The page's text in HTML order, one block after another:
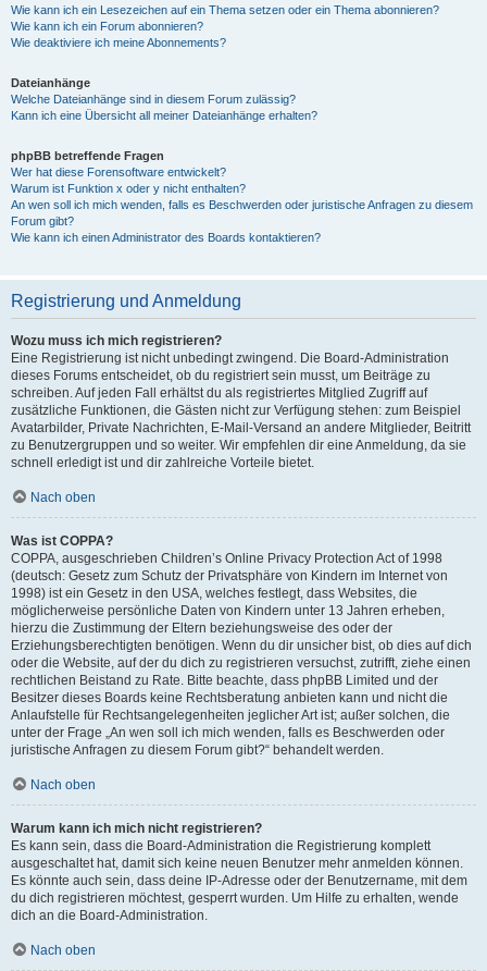
Wie kann ich ein Lesezeichen auf ein Thema setzen oder ein Thema abonnieren?
Wie kann ich ein Forum abonnieren?
Wie deaktiviere ich meine Abonnements?
Dateianhänge
Welche Dateianhänge sind in diesem Forum zulässig?
Kann ich eine Übersicht all meiner Dateianhänge erhalten?
phpBB betreffende Fragen
Wer hat diese Forensoftware entwickelt?
Warum ist Funktion x oder y nicht enthalten?
An wen soll ich mich wenden, falls es Beschwerden oder juristische Anfragen zu diesem
Forum gibt?
Wie kann ich einen Administrator des Boards kontaktieren?
Registrierung und Anmeldung
Wozu muss ich mich registrieren?
Eine Registrierung ist nicht unbedingt zwingend. Die Board-Administration
dieses Forums entscheidet, ob du registriert sein musst, um Beiträge zu
schreiben. Auf jeden Fall erhältst du als registriertes Mitglied Zugriff auf
zusätzliche Funktionen, die Gästen nicht zur Verfügung stehen: zum Beispiel
Avatarbilder, Private Nachrichten, E-Mail-Versand an andere Mitglieder, Beitritt
zu Benutzergruppen und so weiter. Wir empfehlen dir eine Anmeldung, da sie
schnell erledigt ist und dir zahlreiche Vorteile bietet.
Nach oben
Was ist COPPA?
COPPA, ausgeschrieben Children’s Online Privacy Protection Act of 1998
(deutsch: Gesetz zum Schutz der Privatsphäre von Kindern im Internet von
1998) ist ein Gesetz in den USA, welches festlegt, dass Websites, die
möglicherweise persönliche Daten von Kindern unter 13 Jahren erheben,
hierzu die Zustimmung der Eltern beziehungsweise des oder der
Erziehungsberechtigten benötigen. Wenn du dir unsicher bist, ob dies auf dich
oder die Website, auf der du dich zu registrieren versuchst, zutrifft, ziehe einen
rechtlichen Beistand zu Rate. Bitte beachte, dass phpBB Limited und der
Besitzer dieses Boards keine Rechtsberatung anbieten kann und nicht die
Anlaufstelle für Rechtsangelegenheiten jeglicher Art ist; außer solchen, die
unter der Frage „An wen soll ich mich wenden, falls es Beschwerden oder
juristische Anfragen zu diesem Forum gibt?“ behandelt werden.
Nach oben
Warum kann ich mich nicht registrieren?
Es kann sein, dass die Board-Administration die Registrierung komplett
ausgeschaltet hat, damit sich keine neuen Benutzer mehr anmelden können.
Es könnte auch sein, dass deine IP-Adresse oder der Benutzername, mit dem
du dich registrieren möchtest, gesperrt wurden. Um Hilfe zu erhalten, wende
dich an die Board-Administration.
Nach oben